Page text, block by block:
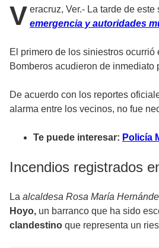
V eracruz, Ver.- La tarde de
emergencia y autoridades
El primero de los siniestros ocurrió
Bomberos acudieron de
De acuerdo con los reportes
alarma entre los vecinos, no fue
Te puede interesar: Policía
Incendios registrados
La alcaldesa Rosa María
Hoyo, un barranco que ha sido
clandestino que representa un